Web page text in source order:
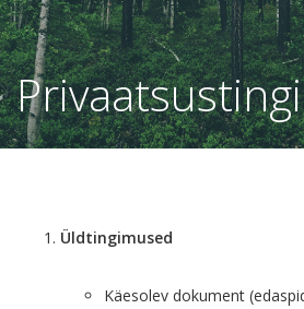
Üldtingimused
Käesolev dokument